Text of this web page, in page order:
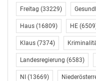
Freitag (33229)
Haus (16809) HE
Klaus (7374)
Landesregierung (6583)
NI (13669)